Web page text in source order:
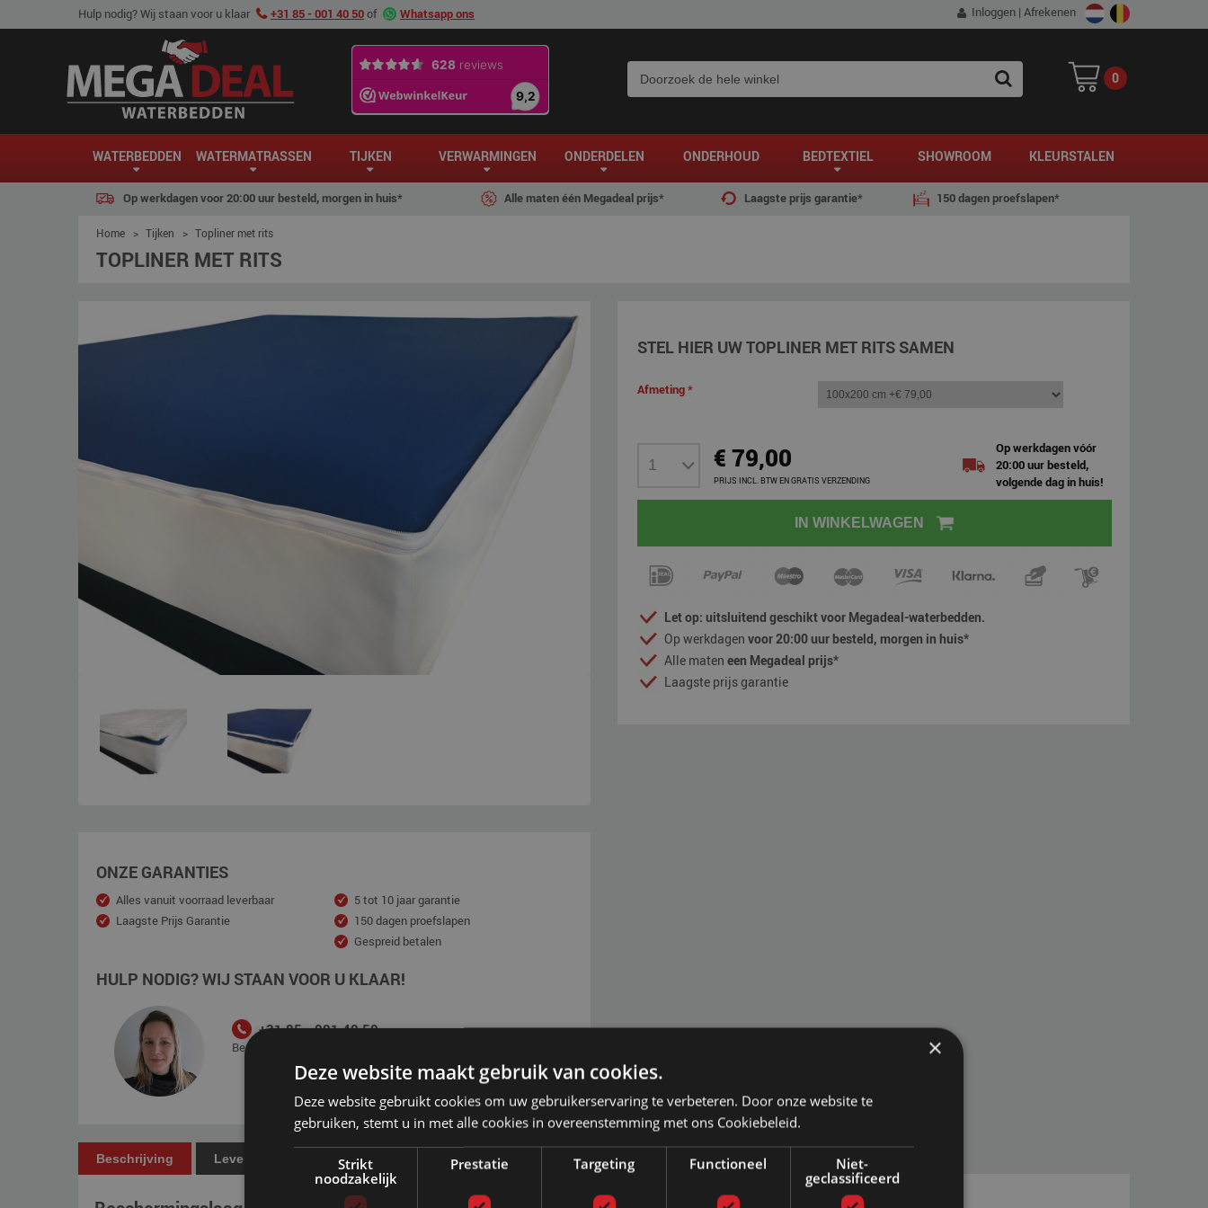
Hulp nodig? Wij staan voor u klaar +31 85 - 001 40 50of Whatsapp ons Inloggen | Afrekenen
0
SEARCH
WATERBEDDEN WATERMATRASSEN TIJKEN VERWARMINGEN ONDERDELEN ONDERHOUD BEDTEXTIEL SHOWROOM KLEURSTALEN
Op werkdagen voor 20:00 uur besteld, morgen in huis* Alle maten één Megadeal prijs* Laagste prijs garantie* 150 dagen proefslapen*
Home > Tijken > Topliner met rits
TOPLINER MET RITS
ONZE GARANTIES
Alles vanuit voorraad leverbaar
Laagste Prijs Garantie
5 tot 10 jaar garantie
150 dagen proefslapen
Gespreid betalen
HULP NODIG? WIJ STAAN VOOR U KLAAR!
+31 85 - 001 40 50
Bereikbaar van maandag t/m vrijdag van 09:00 tot 17:00
STEL HIER UW TOPLINER MET RITS SAMEN
Afmeting*
€ 79,00
PRIJS INCL. BTW EN GRATIS VERZENDING
Op werkdagen vóór
20:00 uur besteld,
volgende dag in huis!
IN WINKELWAGEN
Let op: uitsluitend geschikt voor Megadeal-waterbedden.
Op werkdagen voor 20:00 uur besteld, morgen in huis*
Alle maten een Megadeal prijs*
Laagste prijs garantie
Beschrijving Levering Betaling
×
Deze website maakt gebruik van cookies.
Deze website gebruikt cookies om uw gebruikerservaring te verbeteren. Door onze website te
gebruiken, stemt u in met alle cookies in overeenstemming met ons Cookiebeleid.
Strikt
noodzakelijk
Prestatie Targeting Functioneel
Niet-
geclassificeerd